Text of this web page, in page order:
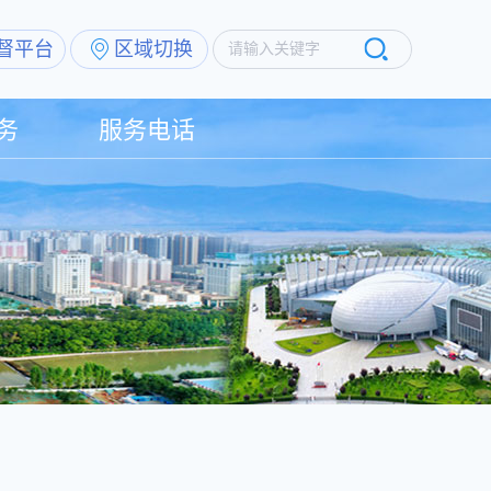
平台 区域切换 请输入关键字
服务电话